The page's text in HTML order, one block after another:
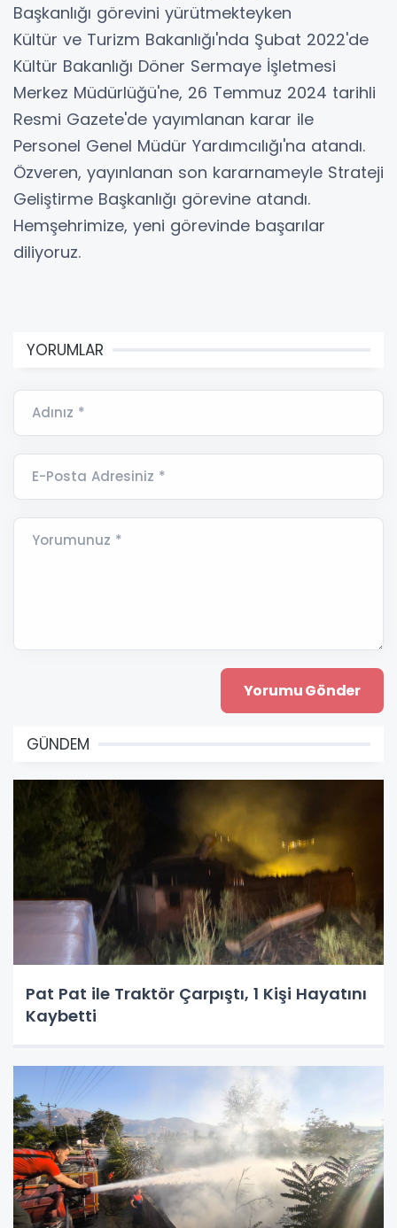
Başkanlığı görevini yürütmekteyken
Kültür ve Turizm Bakanlığı'nda Şubat 2022'de
Kültür Bakanlığı Döner Sermaye İşletmesi
Merkez Müdürlüğü'ne, 26 Temmuz 2024 tarihli
Resmi Gazete'de yayımlanan karar ile
Personel Genel Müdür Yardımcılığı'na atandı.
Özveren, yayınlanan son kararnameyle Strateji
Geliştirme Başkanlığı görevine atandı.
Hemşehrimize, yeni görevinde başarılar
diliyoruz.
YORUMLAR
Adınız *
E-Posta Adresiniz *
Yorumunuz *
GÜNDEM
Pat Pat ile Traktör Çarpıştı, 1 Kişi Hayatını
Kaybetti